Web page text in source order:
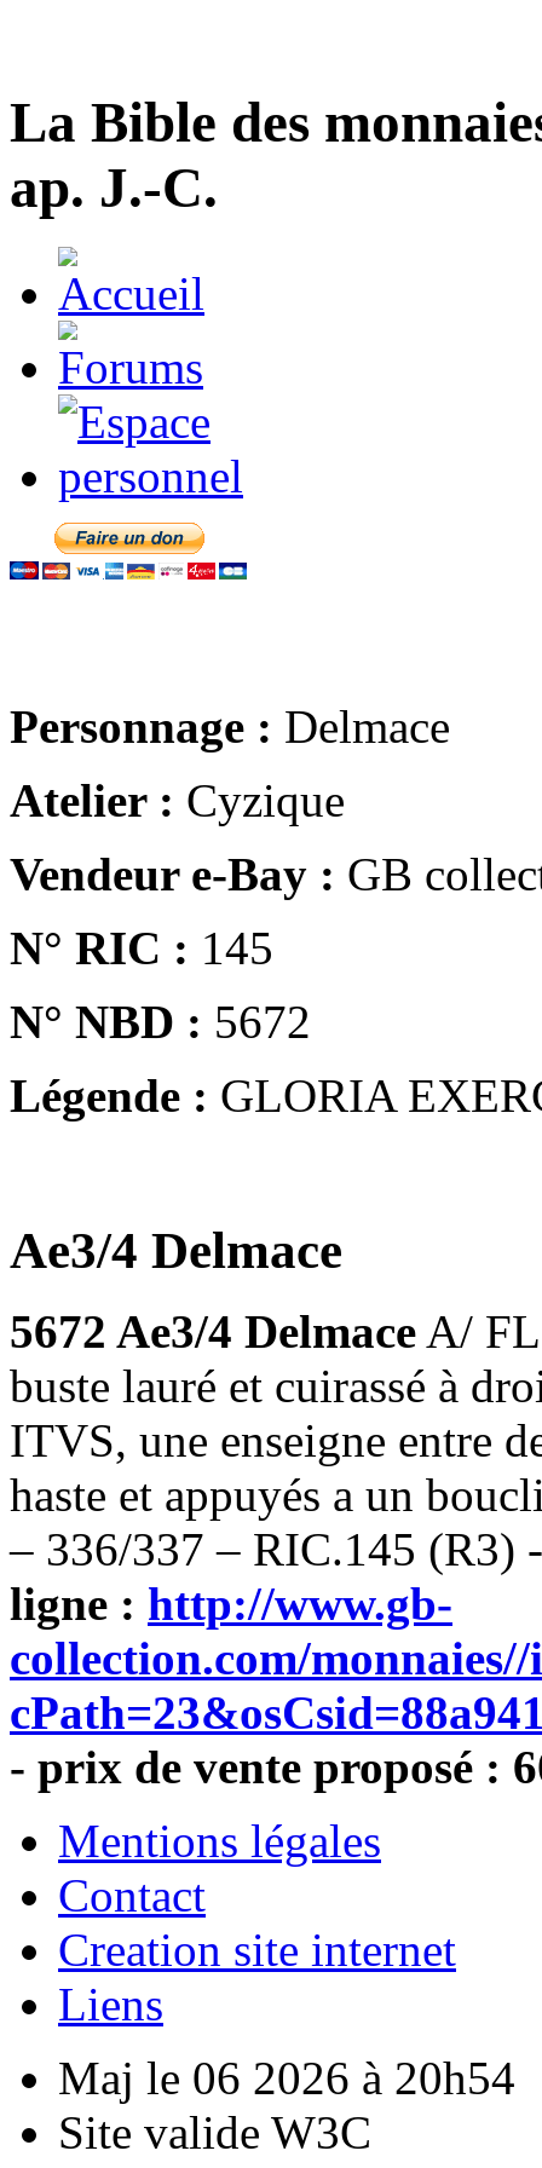
La Bible des
ap. J.-C.
Personnage : Delmace
Atelier : Cyzique
Vendeur e-Bay : GB
N° RIC : 145
N° NBD : 5672
Légende : GLORIA
Ae3/4 Delmace
5672 Ae3/4 Delmace A/
buste lauré et cuirassé à
ITVS, une enseigne entre
haste et appuyés a un
– 336/337 – RIC.145 (R3)
ligne : http://www.gb-
collection.com/
- prix de vente proposé :
Mentions légales
Contact
Creation site internet
Liens
Maj le 06 2026 à 20h54
Site valide W3C